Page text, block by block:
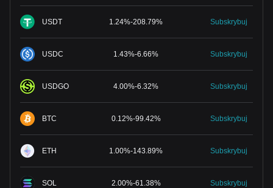
USDT 1.24%-208.79% Subskrybuj
USDC 1.43%-6.66% Subskrybuj
USDGO 4.00%-6.32% Subskrybuj
BTC 0.12%-99.42% Subskrybuj
ETH 1.00%-143.89% Subskrybuj
SOL 2.00%-61.38% Subskrybuj